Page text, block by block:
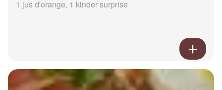
1 jus d'orange, 1 kinder surprise